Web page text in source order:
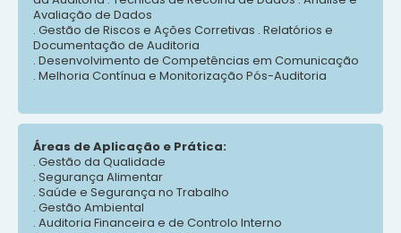
Avaliação de Dados
. Gestão de Riscos e Ações Corretivas . Relatórios e
Documentação de Auditoria
. Desenvolvimento de Competências em Comunicação
. Melhoria Contínua e Monitorização Pós-Auditoria
Áreas de Aplicação e Prática:
. Gestão da Qualidade
. Segurança Alimentar
. Saúde e Segurança no Trabalho
. Gestão Ambiental
. Auditoria Financeira e de Controlo Interno